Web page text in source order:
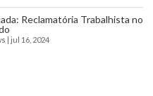
Reclamatória Trabalhista no
| jul 16, 2024